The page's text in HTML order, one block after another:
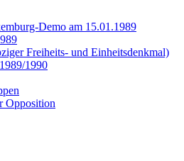
Demo am 15.01.1989
Freiheits- und Einheitsdenkmal)
1990
Opposition